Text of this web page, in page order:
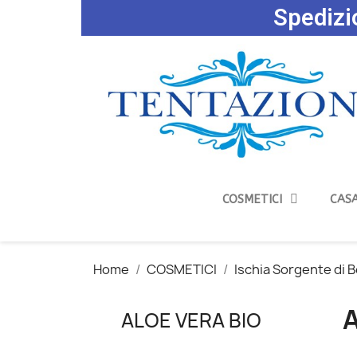
COSMETICI
Home COSMETICI Ischia Sorgente di
ALOE VERA BIO